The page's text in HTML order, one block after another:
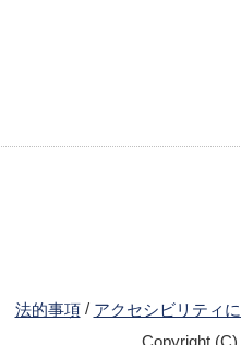
法的事項 / アクセシビリティ